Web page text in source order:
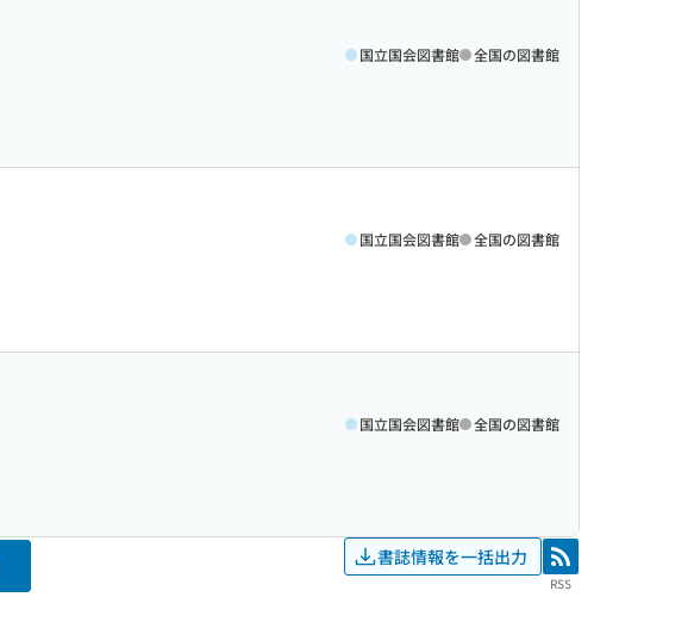
国立国会図書館 全国の図書館
国立国会図書館 全国の図書館
国立国会図書館 全国の図書館
書誌情報を一括出力 RSS
RSS